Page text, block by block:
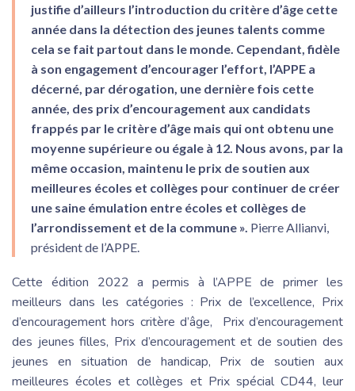
justifie d’ailleurs l’introduction du critère d’âge cette
année dans la détection des jeunes talents comme
cela se fait partout dans le monde. Cependant, fidèle
à son engagement d’encourager l’effort, l’APPE a
décerné, par dérogation, une dernière fois cette
année, des prix d’encouragement aux candidats
frappés par le critère d’âge mais qui ont obtenu une
moyenne supérieure ou égale à 12. Nous avons, par la
même occasion, maintenu le prix de soutien aux
meilleures écoles et collèges pour continuer de créer
une saine émulation entre écoles et collèges de
l’arrondissement et de la commune ». Pierre Allianvi,
président de l’APPE.
Cette édition 2022 a permis à l’APPE de primer les
meilleurs dans les catégories : Prix de l’excellence, Prix
d’encouragement hors critère d’âge, Prix d’encouragement
des jeunes filles, Prix d’encouragement et de soutien des
jeunes en situation de handicap, Prix de soutien aux
meilleures écoles et collèges et Prix spécial CD44, leur